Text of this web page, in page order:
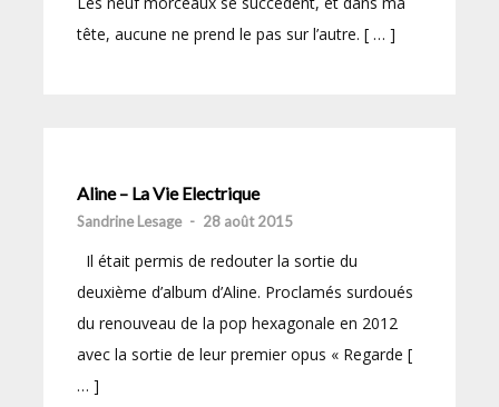
tête, aucune ne prend le pas sur l’autre. [ … ]
Aline – La Vie Electrique
Sandrine Lesage - 28 août 2015
Il était permis de redouter la sortie du
deuxième d’album d’Aline. Proclamés surdoués
du renouveau de la pop hexagonale en 2012
avec la sortie de leur premier opus « Regarde [
… ]